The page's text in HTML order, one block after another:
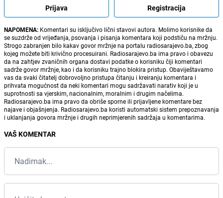
Prijava Registracija
NAPOMENA: Komentari su isključivo lični stavovi autora. Molimo korisnike da
se suzdrže od vrijeđanja, psovanja i pisanja komentara koji podstiču na mržnju.
Strogo zabranjen bilo kakav govor mržnje na portalu radiosarajevo.ba, zbog
kojeg možete biti krivično procesuirani. Radiosarajevo.ba ima pravo i obavezu
da na zahtjev zvaničnih organa dostavi podatke o korisniku čiji komentari
sadrže govor mržnje, kao i da korisniku trajno blokira pristup. Obaviještavamo
vas da svaki čitatelj dobrovoljno pristupa čitanju i kreiranju komentara i
prihvata mogućnost da neki komentari mogu sadržavati narativ koji je u
suprotnosti sa vjerskim, nacionalnim, moralnim i drugim načelima.
Radiosarajevo.ba ima pravo da obriše sporne ili prijavljene komentare bez
najave i objašnjenja. Radiosarajevo.ba koristi automatski sistem prepoznavanja
i uklanjanja govora mržnje i drugih neprimjerenih sadržaja u komentarima.
VAŠ KOMENTAR